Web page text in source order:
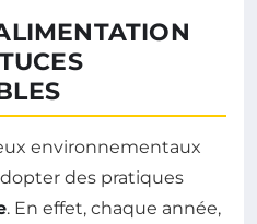
environnementaux
des pratiques
. En effet, chaque année,